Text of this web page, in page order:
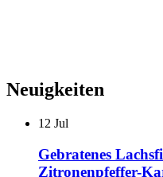
Neuigkeiten
12 Jul
Gebratenes
Zitronenpfeffer-